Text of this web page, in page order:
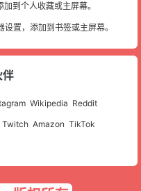
加到个人收藏或主屏幕。
设置，添加到书签或主屏幕。
Wikipedia Reddit
Twitch Amazon TikTok